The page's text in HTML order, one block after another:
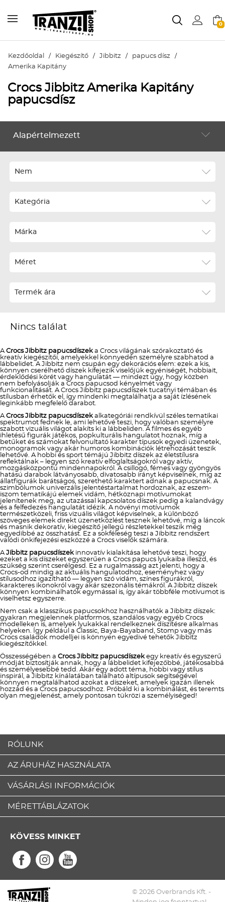
0
Kezdőoldal / Kiegészítő / Jibbitz / papucs dísz /
Amerika Kapitány
Crocs Jibbitz Amerika Kapitány
papucsdísz
KIEGÉSZÍTŐ
Alapértelmezett
Alapértelmezett
Legújabbak
Ár szerint növekvő
Téli termékek előre ár szerint növekvő
Nem
Kategória
Márka
Méret
Termék ára
Nincs találat
ACrocs Jibbitz papucsdíszeka Crocs világának szórakoztató és
kreatív kiegészítői, amelyekkel könnyedén személyre szabhatod a
lábbelidet. A Jibbitz nem csupán egy dekorációs elem: ezek a kis,
könnyen cserélhető díszek kifejezik viselőjük egyéniségét, hobbiait,
érdeklődési körét vagy hangulatát — mindezt úgy, hogy közben
nem befolyásolják a Crocs papucsod kényelmét vagy
funkcionalitását. A Crocs Jibbitz papucsdíszek tucatnyi témában és
stílusban érhetők el, így mindenki megtalálhatja a saját ízlésének
leginkább megfelelő darabot.
ACrocs Jibbitz papucsdíszekalkategóriái rendkívül széles tematikai
spektrumot fednek le, ami lehetővé teszi, hogy valóban személyre
szabott vizuális világot alakíts ki a lábbeliden. A filmes és egyéb
ihletésű figurák játékos, popkulturális hangulatot hoznak, míg a
betűket és számokat felvonultató karakter típusok egyedi üzenetek,
monogramok vagy akár humoros kombinációk létrehozását teszik
lehetővé. A hobbi és sport témájú Jibbitz díszek az életstílusra
reflektálnak – legyen szó kreatív elfoglaltságokról vagy aktív,
mozgásközpontú mindennapokról. A csillogó, fémes vagy gyöngyös
hatású darabok látványosabb, divatosabb irányt képviselnek, míg az
állatfigurák barátságos, szerethető karaktert adnak a papucsnak. A
szimbólumok univerzális jelentéstartalmat hordoznak, az eszem-
iszom tematikájú elemek vidám, hétköznapi motívumokat
jelenítenek meg, az utazással kapcsolatos díszek pedig a kalandvágy
és a felfedezés hangulatát idézik. A növényi motívumok
természetközeli, friss vizuális világot képviselnek, a különböző
szöveges elemek direkt üzenetközlést tesznek lehetővé, míg a láncok
és masnik dekoratív, kiegészítő jellegű részletekkel teszik még
egyedibbé az összhatást. Ez a sokféleség teszi a Jibbitz rendszert
valódi önkifejezési eszközzé a Crocs viselők számára.
AJibbitz papucsdíszekinnovatív kialakítása lehetővé teszi, hogy
ezeket a kis díszeket egyszerűen a Crocs papucs lyukaiba illeszd, és
szükség szerint cserélgesd. Ez a rugalmasság azt jelenti, hogy a
Crocs-od mindig az aktuális hangulatodhoz, eseményhez vagy
stílusodhoz igazítható — legyen szó vidám, színes figurákról,
karakteres ikonokról vagy akár szezonális témákról. A Jibbitz díszek
könnyen kombinálhatók egymással is, így akár többféle motívumot is
viselhetsz egyszerre.
Nem csak a klasszikus papucsokhoz használhatók a Jibbitz díszek:
gyakran megjelennek platformos, szandálos vagy egyéb Crocs
modelleken is, amelyek lyukakkal rendelkeznek díszítésre alkalmas
helyeken. Így például a Classic, Baya-Bayaband, Stomp vagy más
Crocs családok modelljei is könnyen egyedivé tehetők Jibbitz
kiegészítőkkel.
Összességében a Crocs Jibbitz papucsdíszekegy kreatív és egyszerű
módját biztosítják annak, hogy a lábbelidet kifejezőbbé, játékosabbá
és személyesebbé tedd. Akár egy adott téma, hobbi vagy stílus
inspirál, a Jibbitz kínálatában található altípusok segítségével
könnyen megtalálhatod azokat a díszeket, amelyek igazán illenek
hozzád és a Crocs papucsodhoz. Próbáld ki a kombinálást, és teremts
olyan megjelenést, amely pontosan tükrözi a személyiséged!
RÓLUNK
AZ ÁRUHÁZ HASZNÁLATA
VÁSÁRLÁSI INFORMÁCIÓK
MÉRETTÁBLÁZATOK
KÖVESS MINKET
© 2026 Overbrands Kft. -